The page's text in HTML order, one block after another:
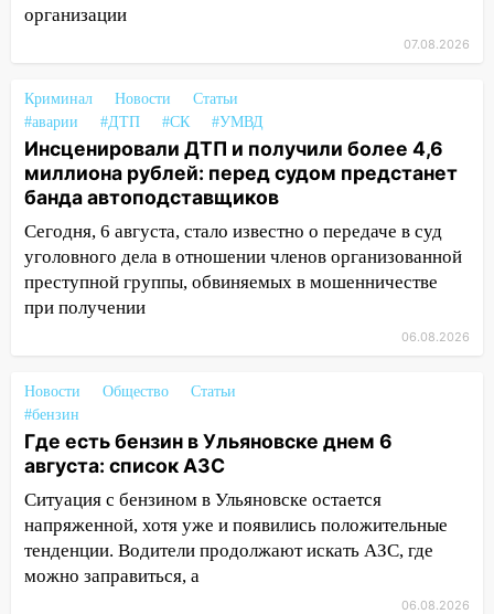
Чемпионате России
В Ульяновской области убрали
зернобобовых культур
15:51 Бросила кирпич в жену брата: в
Ульяновской области завели дело на
агрессивную женщину
15:47 На улице Радищева сбили
курьера: крупная авария в Ульяновске
15:15
Проводил до квартиры и ограбил:
новый кавалер женщины оказался
14:26
В Ульяновске ограничат движение
по улице Ефремова
14:23 67% ульяновцев готовы
передумать увольняться, если им
повысят зарплату
14:01 Инсценировали ДТП и получили
более 4,6 миллиона рублей: перед
судом предстанет банда
организации
07.08.2026
Криминал Новости
Статьи
#аварии
#ДТП #СК #УМВД
Инсценировали ДТП и получили более 4,6
миллиона рублей: перед судом предстанет
банда автоподставщиков
Сегодня, 6 августа, стало известно о передаче в суд
уголовного дела в отношении членов организованной
преступной группы, обвиняемых в мошенничестве
при получении
06.08.2026
Новости Общество
Статьи
#бензин
Где есть бензин в Ульяновске днем 6
августа: список АЗС
Ситуация с бензином в Ульяновске остается
напряженной, хотя уже и появились положительные
тенденции. Водители продолжают искать АЗС, где
можно заправиться, а
06.08.2026